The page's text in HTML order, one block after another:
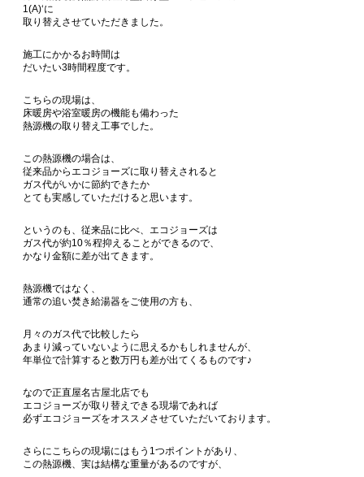
1(A)‘に
取り替えさせていただきました。
施工にかかるお時間は
だいたい3時間程度です。
こちらの現場は、
床暖房や浴室暖房の機能も備わった
熱源機の取り替え工事でした。
この熱源機の場合は、
従来品からエコジョーズに取り替えされると
ガス代がいかに節約できたか
とても実感していただけると思います。
というのも、従来品に比べ、エコジョーズは
ガス代が約10％程抑えることができるので、
かなり金額に差が出てきます。
熱源機ではなく、
通常の追い焚き給湯器をご使用の方も、
月々のガス代で比較したら
あまり減っていないように思えるかもしれませんが、
年単位で計算すると数万円も差が出てくるものです♪
なので正直屋名古屋北店でも
エコジョーズが取り替えできる現場であれば
必ずエコジョーズをオススメさせていただいております。
さらにこちらの現場にはもう1つポイントがあり、
この熱源機、実は結構な重量があるのですが、